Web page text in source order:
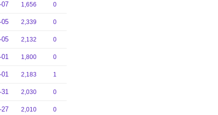
07 1,656 0
05 2,339 0
05 2,132 0
01 1,800 0
01 2,183 1
31 2,030 0
27 2,010 0